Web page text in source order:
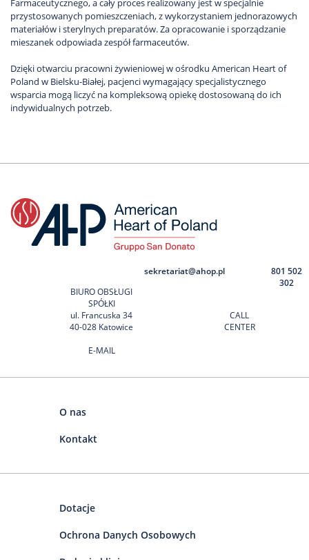
Farmaceutycznego, a cały proces realizowany jest w specjalnie
przystosowanych pomieszczeniach, z wykorzystaniem jednorazowych
materiałów i sterylnych preparatów. Za opracowanie i sporządzanie
mieszanek odpowiada zespół farmaceutów.
Dzięki otwarciu pracowni żywieniowej w ośrodku American Heart of
Poland w Bielsku-Białej, pacjenci wymagający specjalistycznego
wsparcia mogą liczyć na kompleksową opiekę dostosowaną do ich
indywidualnych potrzeb.
BIURO OBSŁUGI
SPÓŁKI
ul. Francuska 34
40-028 Katowice
E-MAIL
sekretariat@ahop.pl
CALL
CENTER
801 502
302
O nas
Kontakt
Dotacje
Ochrona Danych Osobowych